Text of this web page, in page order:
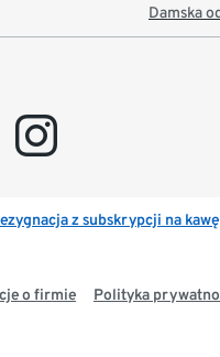
Damska
instagram
z subskrypcji na kawę
o firmie Polityka